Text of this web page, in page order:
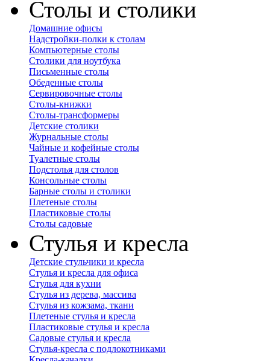
Столы и столики
Домашние офисы
Надстройки-полки к столам
Компьютерные столы
Столики для ноутбука
Письменные столы
Обеденные столы
Сервировочные столы
Столы-книжки
Столы-трансформеры
Детские столики
Журнальные столы
Чайные и кофейные столы
Туалетные столы
Подстолья для столов
Консольные столы
Барные столы и столики
Плетеные столы
Пластиковые столы
Столы садовые
Стулья и кресла
Детские стульчики и кресла
Стулья и кресла для офиса
Стулья для кухни
Стулья из дерева, массива
Стулья из кожзама, ткани
Плетеные стулья и кресла
Пластиковые стулья и кресла
Садовые стулья и кресла
Стулья-кресла с подлокотниками